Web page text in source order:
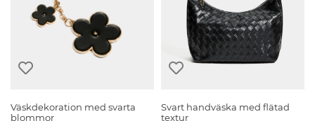
Väskdekoration med svarta
blommor
Svart handväska med flätad
textur